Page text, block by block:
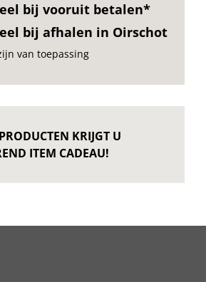
bij vooruit betalen*
bij afhalen in Oirschot
van toepassing
KRIJGT U
ITEM CADEAU!